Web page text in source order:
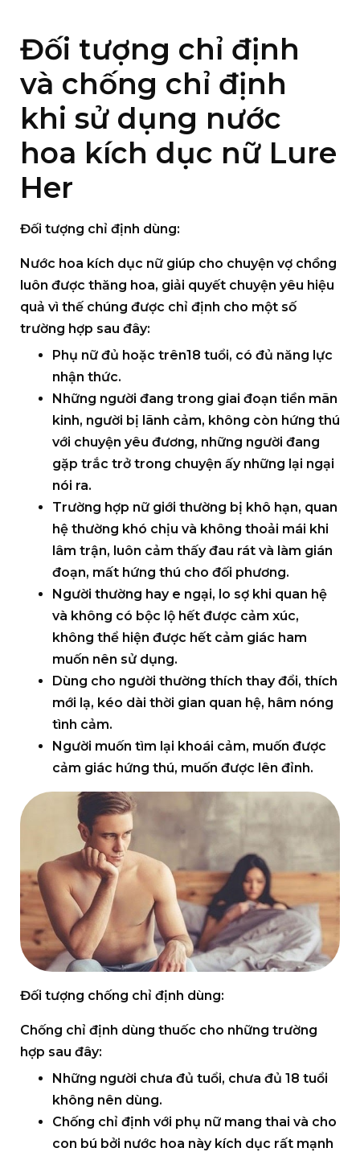
Đối tượng chỉ định
và chống chỉ định
khi sử dụng nước
hoa kích dục nữ Lure
Her
Đối tượng chỉ định dùng:
Nước hoa kích dục nữ giúp cho chuyện vợ chồng
luôn được thăng hoa, giải quyết chuyện yêu hiệu
quả vì thế chúng được chỉ định cho một số
trường hợp sau đây:
Phụ nữ đủ hoặc trên18 tuổi, có đủ năng lực
nhận thức.
Những người đang trong giai đoạn tiền mãn
kinh, người bị lãnh cảm, không còn hứng thú
với chuyện yêu đương, những người đang
gặp trắc trở trong chuyện ấy những lại ngại
nói ra.
Trường hợp nữ giới thường bị khô hạn, quan
hệ thường khó chịu và không thoải mái khi
lâm trận, luôn cảm thấy đau rát và làm gián
đoạn, mất hứng thú cho đối phương.
Người thường hay e ngại, lo sợ khi quan hệ
và không có bộc lộ hết được cảm xúc,
không thể hiện được hết cảm giác ham
muốn nên sử dụng.
Dùng cho người thường thích thay đổi, thích
mới lạ, kéo dài thời gian quan hệ, hâm nóng
tình cảm.
Người muốn tìm lại khoái cảm, muốn được
cảm giác hứng thú, muốn được lên đỉnh.
Đối tượng chống chỉ định dùng:
Chống chỉ định dùng thuốc cho những trường
hợp sau đây:
Những người chưa đủ tuổi, chưa đủ 18 tuổi
không nên dùng.
Chống chỉ định với phụ nữ mang thai và cho
con bú bởi nước hoa này kích dục rất mạnh